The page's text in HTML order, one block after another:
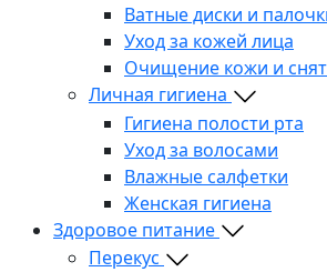
Ватные диски и
Уход за кожей лица
Очищение кожи и
Личная гигиена
Гигиена полости рта
Уход за волосами
Влажные салфетки
Женская гигиена
Здоровое питание
Перекус